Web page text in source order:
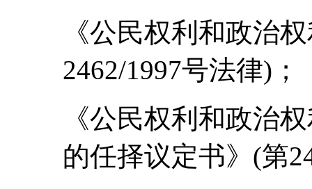
《公民权利和政治
2462/1997号法律)；
《公民权利和政治
的任择议定书》(第